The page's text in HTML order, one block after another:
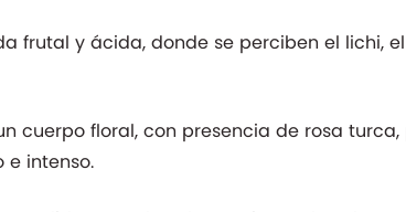
frutal y ácida, donde se perciben el lichi,
cuerpo floral, con presencia de rosa
intenso.